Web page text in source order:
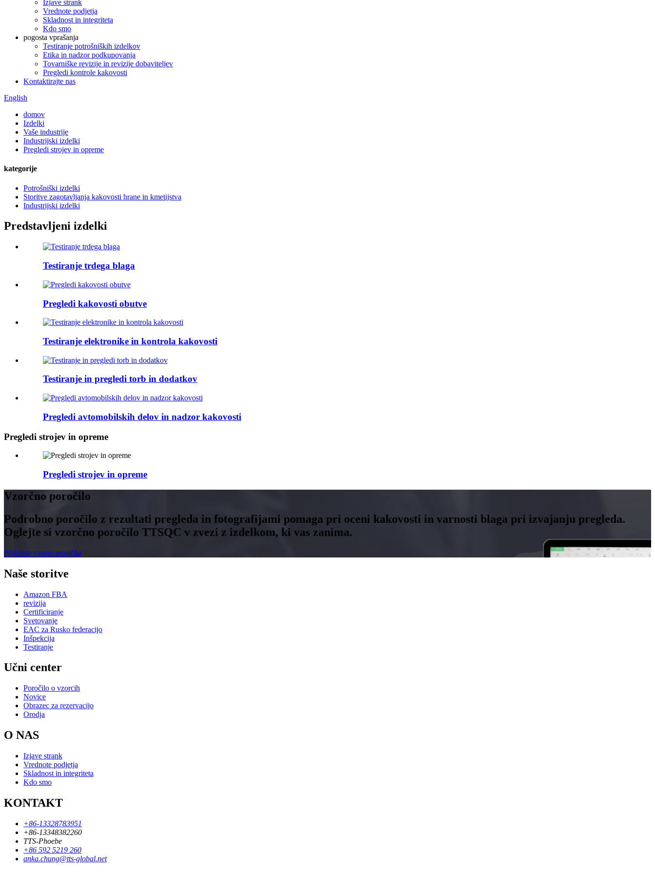
Izjave strank
Vrednote podjetja
Skladnost in integriteta
Kdo smo
pogosta vprašanja
Testiranje potrošniških izdelkov
Etika in nadzor podkupovanja
Tovarniške revizije in revizije dobaviteljev
Pregledi kontrole kakovosti
Kontaktirajte nas
English
domov
Izdelki
Vaše industrije
Industrijski izdelki
Pregledi strojev in opreme
kategorije
Potrošniški izdelki
Storitve zagotavljanja kakovosti hrane in kmetijstva
Industrijski izdelki
Predstavljeni izdelki
Testiranje trdega blaga
Pregledi kakovosti obutve
Testiranje elektronike in kontrola kakovosti
Testiranje in pregledi torb in dodatkov
Pregledi avtomobilskih delov in nadzor kakovosti
Pregledi strojev in opreme
Pregledi strojev in opreme
Vzorčno poročilo
Podrobno poročilo z rezultati pregleda in fotografijami pomaga pri oceni kakovosti in varnosti blaga pri izvajanju pregleda.
Oglejte si vzorčno poročilo TTSQC v zvezi z izdelkom, ki vas zanima.
Pridobite vzorec poročila
Naše storitve
Amazon FBA
revizija
Certificiranje
Svetovanje
EAC za Rusko federacijo
Inšpekcija
Testiranje
Učni center
Poročilo o vzorcih
Novice
Obrazec za rezervacijo
Orodja
O NAS
Izjave strank
Vrednote podjetja
Skladnost in integriteta
Kdo smo
KONTAKT
+86-13328783951
+86-13348382260
TTS-Phoebe
+86 592 5219 260
anka.chung@tts-global.net